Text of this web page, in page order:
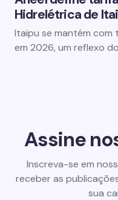
Hidrelétrica de
Itaipu se mantém com
em 2026, um reflexo
Assine
Inscreva-se em
receber as
sua